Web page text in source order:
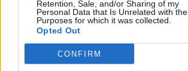
Retention, Sale, and/or Sharing of my
Personal Data that Is Unrelated with the
Purposes for which it was collected.
Opted Out
CONFIRM